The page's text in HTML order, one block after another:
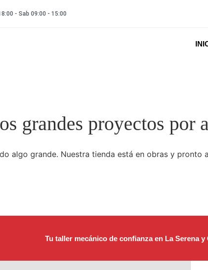
- Sab 09:00 - 15:00
grandes proyectos por
algo grande. Nuestra tienda está en obras y pronto
Tu taller mecánico de confianza en La Serena